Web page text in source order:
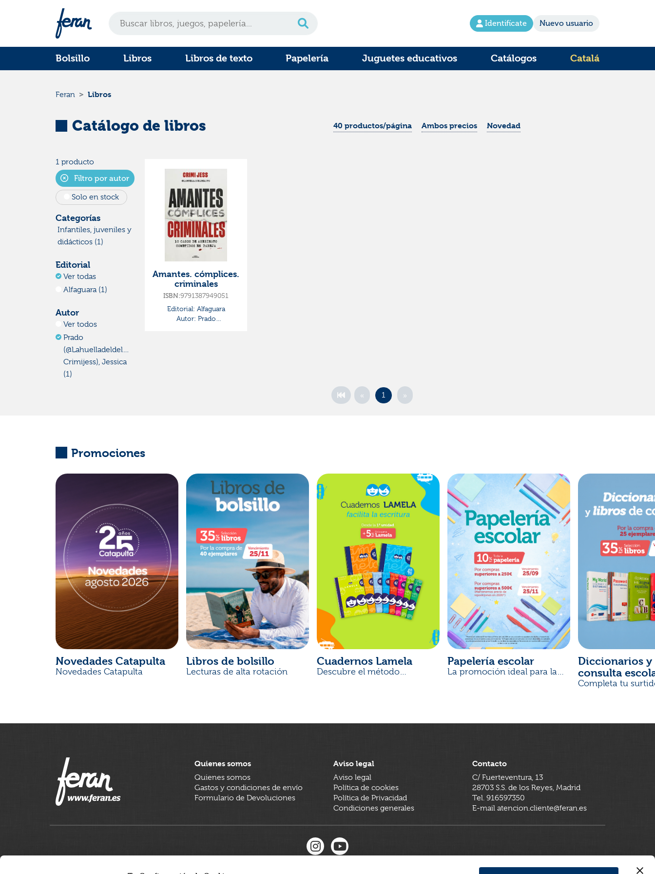
Identifícate Nuevo usuario
Bolsillo Libros Libros de texto Papelería Juguetes educativos Catálogos Catalá
Feran Libros
Catálogo de libros 40 productos/página Ambos precios Novedad
1 producto
Filtro por autor
Solo en stock
Categorías
Infantiles, juveniles y
didácticos (1)
Editorial
Ver todas
Alfaguara (1)
Autor
Ver todos
Prado
(@lahuelladeldelito
Crimijess), Jessica
(1)
Amantes. cómplices.
criminales
ISBN:9791387949051
Editorial: Alfaguara
Autor: Prado
« 1 »
Promociones
Novedades Catapulta
Novedades Catapulta
Libros de bolsillo
Lecturas de alta rotación
Cuadernos Lamela
Descubre el método
Papelería escolar
La promoción ideal para la
Diccionarios y
consulta
Completa tu
Quienes somos
Quienes somos
Gastos y condiciones de envío
Formulario de Devoluciones
Aviso legal
Aviso legal
Política de cookies
Política de Privacidad
Condiciones generales
Contacto
C/ Fuerteventura, 13
28703 S.S. de los Reyes, Madrid
Tel. 916597350
E-mail atencion.cliente@feran.es